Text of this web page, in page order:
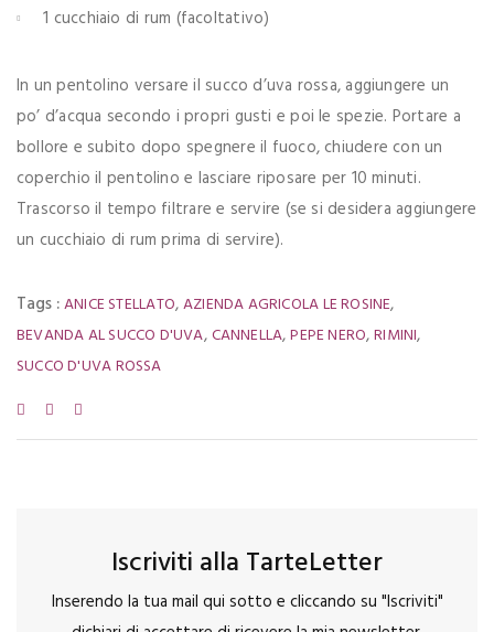
1 cucchiaio di rum (facoltativo)
In un pentolino versare il succo d’uva rossa, aggiungere un
po’ d’acqua secondo i propri gusti e poi le spezie. Portare a
bollore e subito dopo spegnere il fuoco, chiudere con un
coperchio il pentolino e lasciare riposare per 10 minuti.
Trascorso il tempo filtrare e servire (se si desidera aggiungere
un cucchiaio di rum prima di servire).
Tags :ANICE STELLATO,AZIENDA AGRICOLA LE ROSINE,
BEVANDA AL SUCCO D'UVA,CANNELLA,PEPE NERO,RIMINI,
SUCCO D'UVA ROSSA
Iscriviti alla TarteLetter
Inserendo la tua mail qui sotto e cliccando su "Iscriviti"